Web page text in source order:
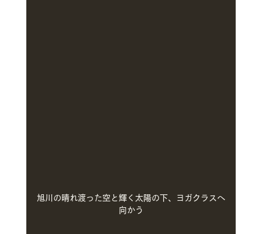
旭川の晴れ渡った空と輝く太陽の下、ヨガクラスへ
向かう